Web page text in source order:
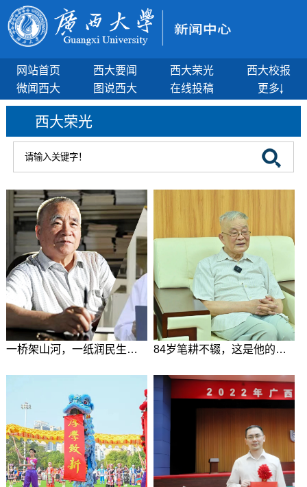
网站首页 西大要闻 西大荣光
西大校报
微闻西大
图说西大 在线投稿 更多
西大荣光
一桥架山河，一纸润民生，致敬西大两位院士！（2026-06-01） 84岁笔耕不辍，这是他的数学人生！（2026-05-30）